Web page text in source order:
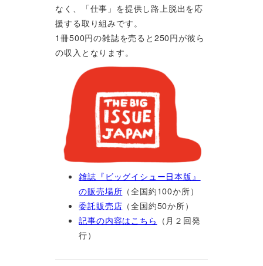
なく、「仕事」を提供し路上脱出を応
援する取り組みです。
1冊500円の雑誌を売ると250円が彼ら
の収入となります。
雑誌『ビッグイシュー日本版』
の販売場所 （全国約100か所）
委託販売店 （全国約50か所）
記事の内容はこちら （月２回発
行）